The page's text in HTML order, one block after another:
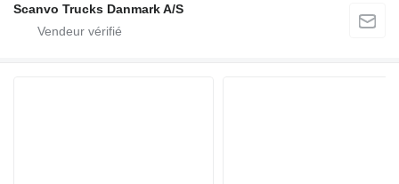
Scanvo Trucks Danmark A/S